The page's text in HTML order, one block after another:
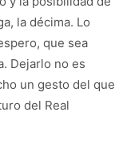
la décima. Lo
que sea
Dejarlo no es
un gesto del que
del Real